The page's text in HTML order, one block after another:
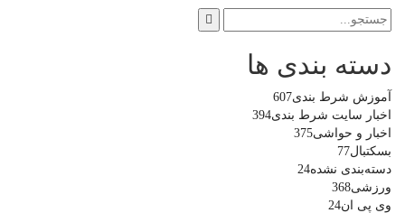
دسته بندی ها
آموزش شرط بندی607
اخبار سایت شرط بندی394
اخبار و حواشی375
بسکتبال77
دسته‌بندی نشده24
ورزشی368
وی پی ان24